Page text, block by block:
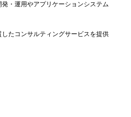
・運用やアプリケーションシステム
たコンサルティングサービスを提供